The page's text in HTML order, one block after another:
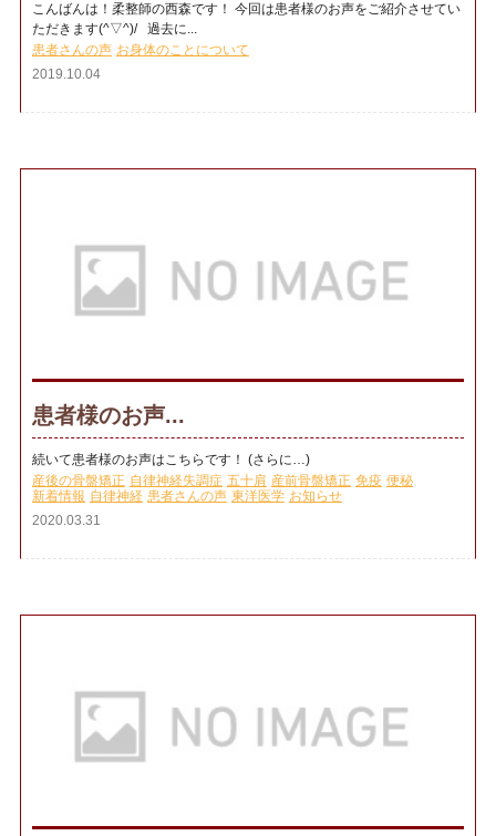
こんばんは！柔整師の西森です！ 今回は患者様のお声をご紹介させてい
ただきます(^▽^)/ 過去に...
患者さんの声 お身体のことについて
2019.10.04
患者様のお声...
続いて患者様のお声はこちらです！ (さらに…)
産後の骨盤矯正 自律神経失調症 五十肩 産前骨盤矯正 免疫 便秘
新着情報 自律神経 患者さんの声 東洋医学 お知らせ
2020.03.31